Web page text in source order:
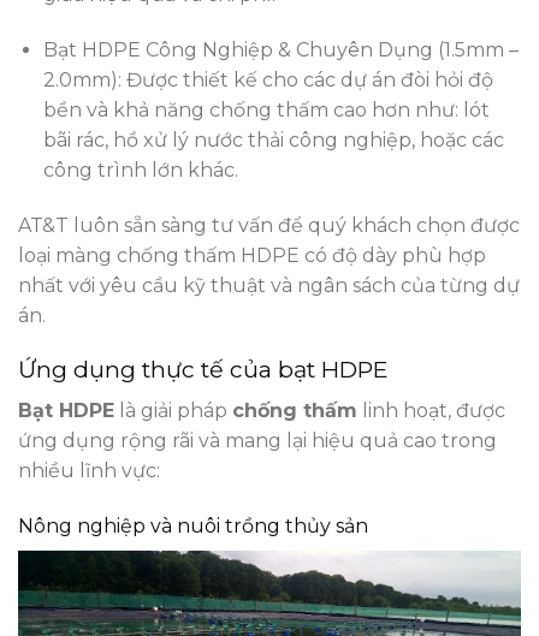
Bạt HDPE Công Nghiệp & Chuyên Dụng (1.5mm –
2.0mm): Được thiết kế cho các dự án đòi hỏi độ
bền và khả năng chống thấm cao hơn như: lót
bãi rác, hồ xử lý nước thải công nghiệp, hoặc các
công trình lớn khác.
AT&T luôn sẵn sàng tư vấn để quý khách chọn được
loại màng chống thấm HDPE có độ dày phù hợp
nhất với yêu cầu kỹ thuật và ngân sách của từng dự
án.
Ứng dụng thực tế của bạt HDPE
Bạt HDPE là giải pháp chống thấm linh hoạt, được
ứng dụng rộng rãi và mang lại hiệu quả cao trong
nhiều lĩnh vực:
Nông nghiệp và nuôi trồng thủy sản